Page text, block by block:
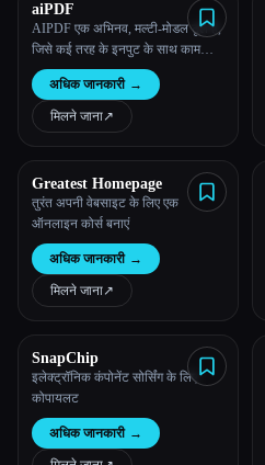
aiPDF
AIPDF एक अभिनव, मल्टी-मोडल टूल है,
जिसे कई तरह के इनपुट के साथ काम
करने के लिए डिज़ाइन किया गया है, जिसमें
ई-बुक्स, वेब लेख, YouTube वीडियो,
पॉडकास्ट और बहुत कुछ शामिल हैं।
अधिक जानकारी →
मिलने जाना↗︎
Greatest Homepage
तुरंत अपनी वेबसाइट के लिए एक
ऑनलाइन कोर्स बनाएं
अधिक जानकारी →
मिलने जाना↗︎
SnapChip
इलेक्ट्रॉनिक कंपोनेंट सोर्सिंग के लिए
कोपायलट
अधिक जानकारी →